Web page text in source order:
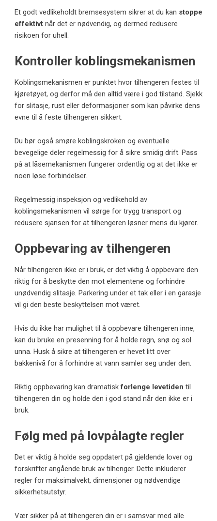
Et godt vedlikeholdt bremsesystem sikrer at du kan stoppe
effektivt når det er nødvendig, og dermed redusere
risikoen for uhell.
Kontroller koblingsmekanismen
Koblingsmekanismen er punktet hvor tilhengeren festes til
kjøretøyet, og derfor må den alltid være i god tilstand. Sjekk
for slitasje, rust eller deformasjoner som kan påvirke dens
evne til å feste tilhengeren sikkert.
Du bør også smøre koblingskroken og eventuelle
bevegelige deler regelmessig for å sikre smidig drift. Pass
på at låsemekanismen fungerer ordentlig og at det ikke er
noen løse forbindelser.
Regelmessig inspeksjon og vedlikehold av
koblingsmekanismen vil sørge for trygg transport og
redusere sjansen for at tilhengeren løsner mens du kjører.
Oppbevaring av tilhengeren
Når tilhengeren ikke er i bruk, er det viktig å oppbevare den
riktig for å beskytte den mot elementene og forhindre
unødvendig slitasje. Parkering under et tak eller i en garasje
vil gi den beste beskyttelsen mot været.
Hvis du ikke har mulighet til å oppbevare tilhengeren inne,
kan du bruke en presenning for å holde regn, snø og sol
unna. Husk å sikre at tilhengeren er hevet litt over
bakkenivå for å forhindre at vann samler seg under den.
Riktig oppbevaring kan dramatiskforlenge levetiden til
tilhengeren din og holde den i god stand når den ikke er i
bruk.
Følg med på lovpålagte regler
Det er viktig å holde seg oppdatert på gjeldende lover og
forskrifter angående bruk av tilhenger. Dette inkluderer
regler for maksimalvekt, dimensjoner og nødvendige
sikkerhetsutstyr.
Vær sikker på at tilhengeren din er i samsvar med alle